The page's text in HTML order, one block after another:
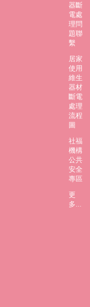
器斷
電處
理問
題聯
繫
居家
使用
維生
器材
斷電
處理
流程
圖
社福
機構
公共
安全
專區
更
多...